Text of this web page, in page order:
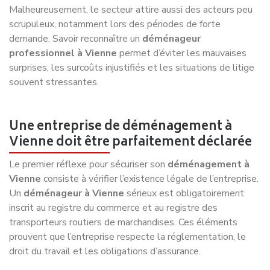
Malheureusement, le secteur attire aussi des acteurs peu
scrupuleux, notamment lors des périodes de forte
demande. Savoir reconnaître un déménageur
professionnel à Vienne permet d’éviter les mauvaises
surprises, les surcoûts injustifiés et les situations de litige
souvent stressantes.
Une entreprise de déménagement à
Vienne doit être parfaitement déclarée
Le premier réflexe pour sécuriser son déménagement à
Vienne consiste à vérifier l’existence légale de l’entreprise.
Un déménageur à Vienne sérieux est obligatoirement
inscrit au registre du commerce et au registre des
transporteurs routiers de marchandises. Ces éléments
prouvent que l’entreprise respecte la réglementation, le
droit du travail et les obligations d’assurance.